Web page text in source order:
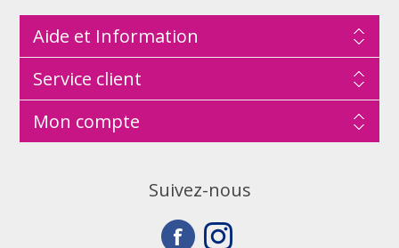
Aide et Information
Service client
Mon compte
Suivez-nous